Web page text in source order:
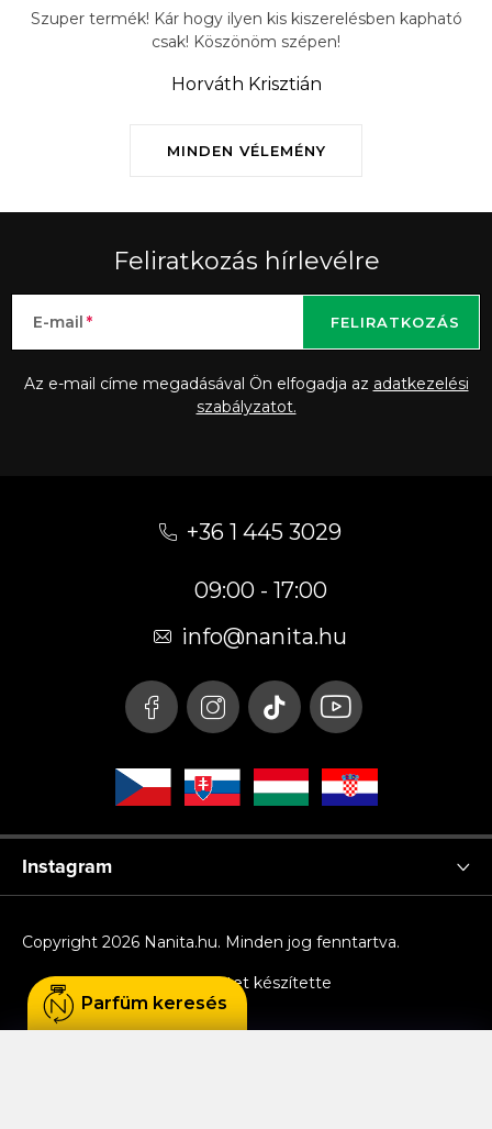
MINDEN VÉLEMÉNY
Szuper termék! Kár hogy ilyen kis kiszerelésben kapható
csak! Köszönöm szépen!
Horváth Krisztián
Feliratkozás hírlevélre
E-mail
Az e-mail címe megadásával Ön elfogadja az adatkezelési
szabályzatot.
FELIRATKOZÁS
+36 1 445 3029
09:00 - 17:00
info@nanita.hu
Instagram
Shoptet készítette
Copyright 2026 Nanita.hu. Minden jog fenntartva.
Parfüm keresés